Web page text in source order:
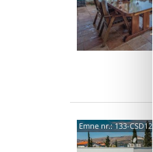
Emne nr.:133-CSD126